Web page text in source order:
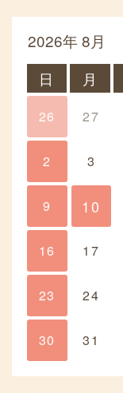
2026年 8月
日 月
26 27
2 3
9 10
10
16 17
23 24
30 31